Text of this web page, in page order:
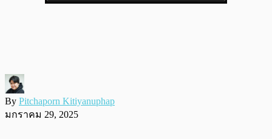
By Pitchaporn Kitiyanuphap
มกราคม 29, 2025